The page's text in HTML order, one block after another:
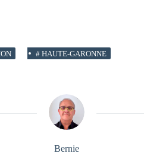
# HAUTE-GARONNE
Bernie